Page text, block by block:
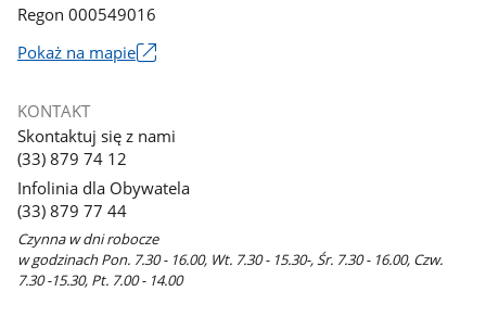
Regon 000549016
Pokaż na mapieLink
nowym
KONTAKT
Skontaktuj się z nami
(33) 879 74 12
Infolinia dla Obywatela
(33) 879 77 44
Czynna w dni robocze
w godzinach Pon. 7.30 - 16.00, Wt. 7.30 - 15.30-, Śr. 7.30 - 16.00, Czw.
7.30 -15.30, Pt. 7.00 - 14.00